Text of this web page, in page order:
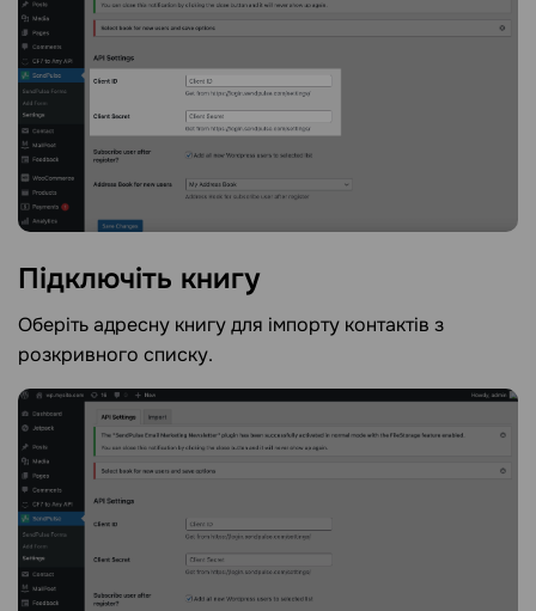
Підключіть книгу
Оберіть адресну книгу для імпорту контактів з
розкривного списку.